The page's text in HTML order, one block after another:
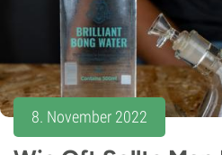
8. November 2022